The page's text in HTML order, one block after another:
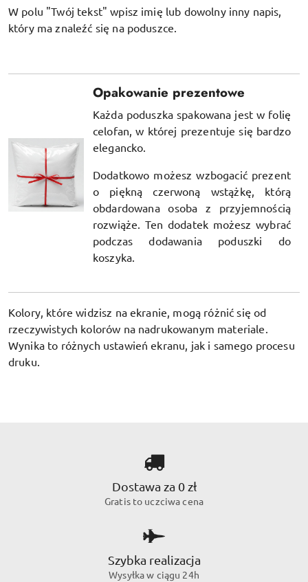
W polu "Twój tekst" wpisz imię lub dowolny inny napis,
który ma znaleźć się na poduszce.
Opakowanie prezentowe
Każda poduszka spakowana jest w folię
celofan, w której prezentuje się bardzo
elegancko.
Dodatkowo możesz wzbogacić prezent
o piękną czerwoną wstążkę, którą
obdardowana osoba z przyjemnością
rozwiąże. Ten dodatek możesz wybrać
podczas dodawania poduszki do
koszyka.
Kolory, które widzisz na ekranie, mogą różnić się od
rzeczywistych kolorów na nadrukowanym materiale.
Wynika to różnych ustawień ekranu, jak i samego procesu
druku.
Dostawa za 0 zł
Gratis to uczciwa cena
Szybka realizacja
Wysyłka w ciągu 24h